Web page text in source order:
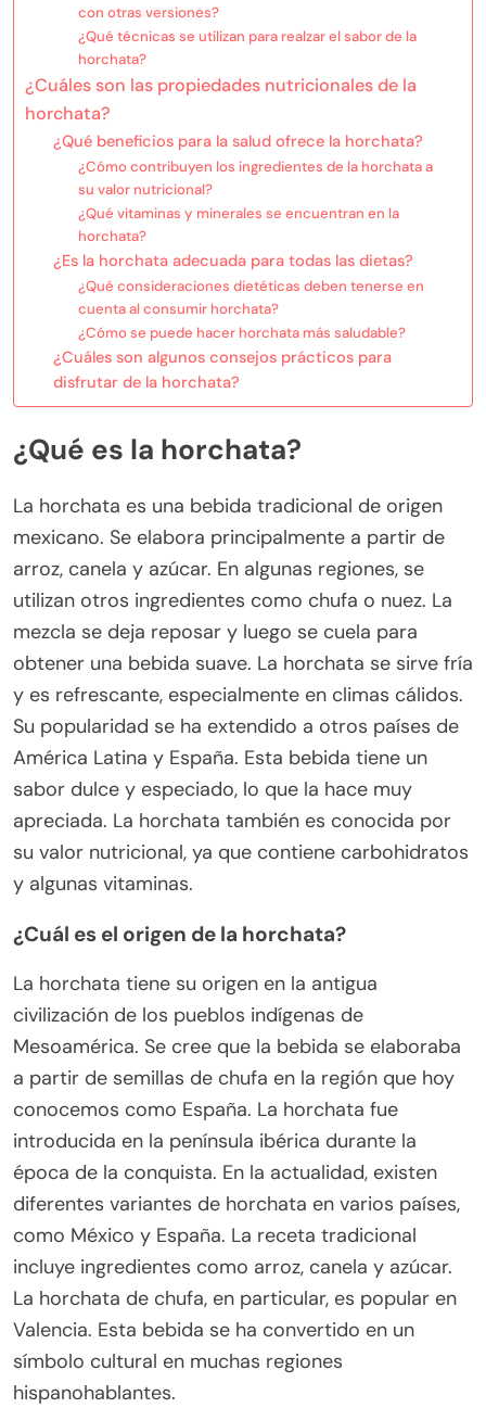
con otras versiones?
¿Qué técnicas se utilizan para realzar el sabor de la
horchata?
¿Cuáles son las propiedades nutricionales de la
horchata?
¿Qué beneficios para la salud ofrece la horchata?
¿Cómo contribuyen los ingredientes de la horchata a
su valor nutricional?
¿Qué vitaminas y minerales se encuentran en la
horchata?
¿Es la horchata adecuada para todas las dietas?
¿Qué consideraciones dietéticas deben tenerse en
cuenta al consumir horchata?
¿Cómo se puede hacer horchata más saludable?
¿Cuáles son algunos consejos prácticos para
disfrutar de la horchata?
¿Qué es la horchata?
La horchata es una bebida tradicional de origen
mexicano. Se elabora principalmente a partir de
arroz, canela y azúcar. En algunas regiones, se
utilizan otros ingredientes como chufa o nuez. La
mezcla se deja reposar y luego se cuela para
obtener una bebida suave. La horchata se sirve fría
y es refrescante, especialmente en climas cálidos.
Su popularidad se ha extendido a otros países de
América Latina y España. Esta bebida tiene un
sabor dulce y especiado, lo que la hace muy
apreciada. La horchata también es conocida por
su valor nutricional, ya que contiene carbohidratos
y algunas vitaminas.
¿Cuál es el origen de la horchata?
La horchata tiene su origen en la antigua
civilización de los pueblos indígenas de
Mesoamérica. Se cree que la bebida se elaboraba
a partir de semillas de chufa en la región que hoy
conocemos como España. La horchata fue
introducida en la península ibérica durante la
época de la conquista. En la actualidad, existen
diferentes variantes de horchata en varios países,
como México y España. La receta tradicional
incluye ingredientes como arroz, canela y azúcar.
La horchata de chufa, en particular, es popular en
Valencia. Esta bebida se ha convertido en un
símbolo cultural en muchas regiones
hispanohablantes.